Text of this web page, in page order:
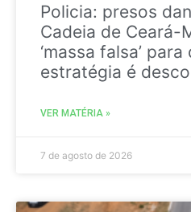
Policia: presos
Cadeia de Ceará-
‘massa falsa’
estratégia é
VER MATÉRIA »
7 de agosto de 2026